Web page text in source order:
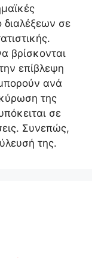
διαλέξεων σε
βρίσκονται
επίβλεψη
ανά
της
σε
Συνεπώς,
της.